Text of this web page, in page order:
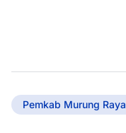
Pemkab Murung Raya